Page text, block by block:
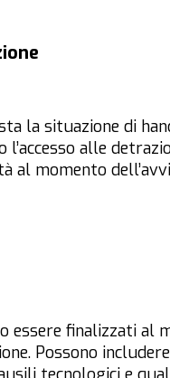
la situazione di
alle
al momento
essere finalizzati al
Possono